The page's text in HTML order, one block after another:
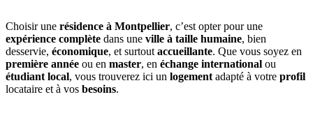
Choisir une résidence à Montpellier, c’est opter pour une
expérience complète dans une ville à taille humaine, bien
desservie, économique, et surtout accueillante. Que vous soyez en
première année ou en master, en échange international ou
étudiant local, vous trouverez ici un logement adapté à votre profil
locataire et à vos besoins.